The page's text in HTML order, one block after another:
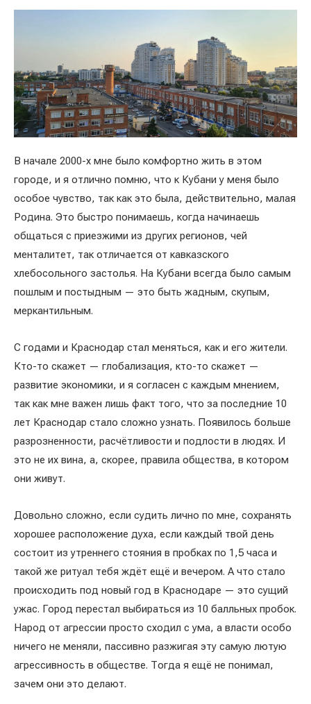
В начале 2000-х мне было комфортно жить в этом
городе, и я отлично помню, что к Кубани у меня было
особое чувство, так как это была, действительно, малая
Родина. Это быстро понимаешь, когда начинаешь
общаться с приезжими из других регионов, чей
менталитет, так отличается от кавказского
хлебосольного застолья. На Кубани всегда было самым
пошлым и постыдным — это быть жадным, скупым,
меркантильным.
С годами и Краснодар стал меняться, как и его жители.
Кто-то скажет — глобализация, кто-то скажет —
развитие экономики, и я согласен с каждым мнением,
так как мне важен лишь факт того, что за последние 10
лет Краснодар стало сложно узнать. Появилось больше
разрозненности, расчётливости и подлости в людях. И
это не их вина, а, скорее, правила общества, в котором
они живут.
Довольно сложно, если судить лично по мне, сохранять
хорошее расположение духа, если каждый твой день
состоит из утреннего стояния в пробках по 1,5 часа и
такой же ритуал тебя ждёт ещё и вечером. А что стало
происходить под новый год в Краснодаре — это сущий
ужас. Город перестал выбираться из 10 балльных пробок.
Народ от агрессии просто сходил с ума, а власти особо
ничего не меняли, пассивно разжигая эту самую лютую
агрессивность в обществе. Тогда я ещё не понимал,
зачем они это делают.